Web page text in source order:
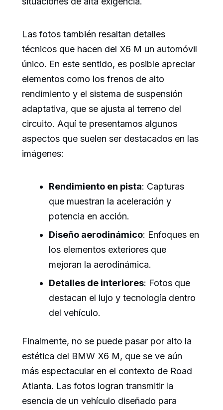
Las fotos también resaltan detalles
técnicos que hacen del X6 M un automóvil
único. En este sentido, es posible apreciar
elementos como los frenos de alto
rendimiento y el sistema de suspensión
adaptativa, que se ajusta al terreno del
circuito. Aquí te presentamos algunos
aspectos que suelen ser destacados en las
imágenes:
Rendimiento en pista: Capturas
que muestran la aceleración y
potencia en acción.
Diseño aerodinámico: Enfoques en
los elementos exteriores que
mejoran la aerodinámica.
Detalles de interiores: Fotos que
destacan el lujo y tecnología dentro
del vehículo.
Finalmente, no se puede pasar por alto la
estética del BMW X6 M, que se ve aún
más espectacular en el contexto de Road
Atlanta. Las fotos logran transmitir la
esencia de un vehículo diseñado para